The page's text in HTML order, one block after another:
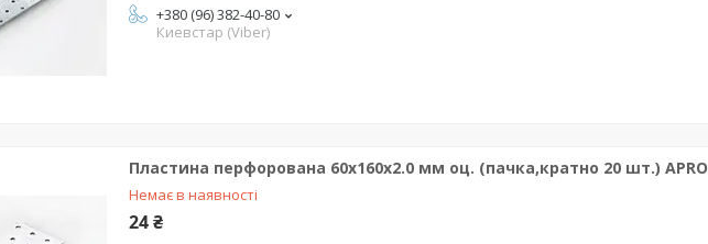
+380 (96) 382-40-80
Киевстар (Viber)
Пластина перфорована 60х160х2.0 мм оц. (пачка,кратно 20 шт.) APRO
Немає в наявності
24 ₴